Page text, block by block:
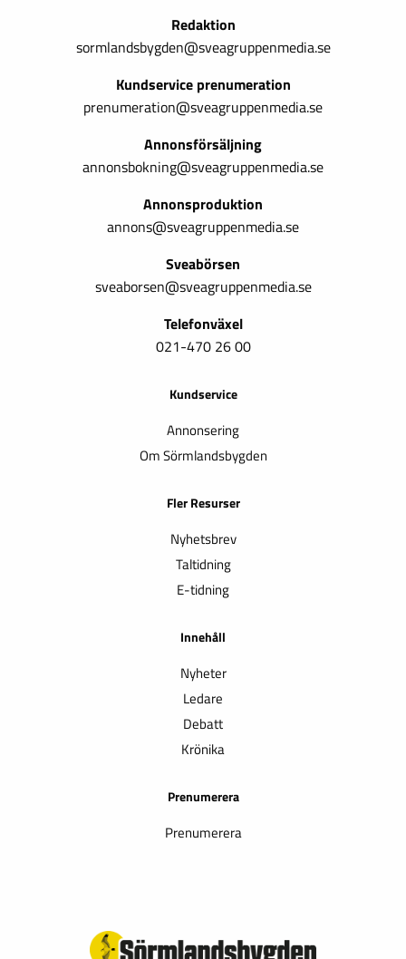
Redaktion
sormlandsbygden@sveagruppenmedia.se
Kundservice prenumeration
prenumeration@sveagruppenmedia.se
Annonsförsäljning
annonsbokning@sveagruppenmedia.se
Annonsproduktion
annons@sveagruppenmedia.se
Sveabörsen
sveaborsen@sveagruppenmedia.se
Telefonväxel
021-470 26 00
Kundservice
Annonsering
Om Sörmlandsbygden
Fler Resurser
Nyhetsbrev
Taltidning
E-tidning
Innehåll
Nyheter
Ledare
Debatt
Krönika
Prenumerera
Prenumerera